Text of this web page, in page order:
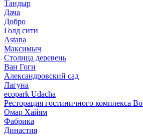
Тандыр
Дача
Добро
Голд сити
Astana
Максимыч
Столица деревень
Ван Гоги
Александровский сад
Лагуна
ecopark Udacha
Ресторация гостиничного комплекса
Омар Хайям
Фабрика
Династия